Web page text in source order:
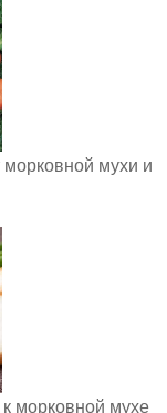
мухи и
морковной мухе